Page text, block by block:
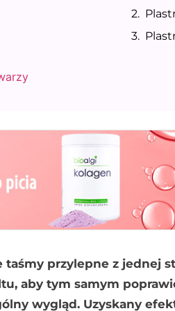
taśmy przylepne z jednej
aby tym samym
wygląd. Uzyskany